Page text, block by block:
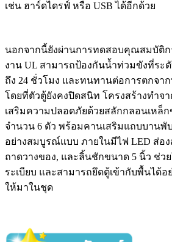
เช่น ฮาร์ดไดรฟ์ หรือ USB ได้อีกด้วย
นอกจากนี้ยังผ่านการทดสอบคุณสมบัติ
งาน UL สามารถป้องกันน้ำท่วมขังที่ระ
ถึง 24 ชั่วโมง และทนทานต่อการตกจาก
โดยที่ตัวตู้ยังคงปิดสนิท โครงสร้างทำจ
เสริมความปลอดภัยด้วยสลักกลอนเหล็
จำนวน 6 ตัว พร้อมคานเสริมแถบบานพั
อย่างสมบูรณ์แบบ ภายในมีไฟ LED ส่อ
ถาดวางของ, และลิ้นชักขนาด 5 นิ้ว ช่ว
ระเบียบ และสามารถยึดตู้เข้ากับพื้นได้
ให้มาในชุด